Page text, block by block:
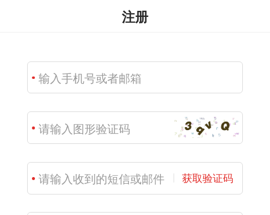
注册
获取验证码